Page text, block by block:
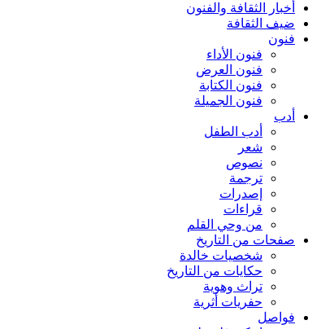
أخبار الثقافة والفنون
ضيف الثقافة
فنون
فنون الأداء
فنون العرض
فنون الكتابة
فنون الجميلة
أدب
أدب الطفل
شعر
نصوص
ترجمة
إصدرات
قراءات
من وحي القلم
صفحات من التاريخ
شخصيات خالدة
حكايات من التاريخ
تراث وهوية
حفريات أثرية
فواصل